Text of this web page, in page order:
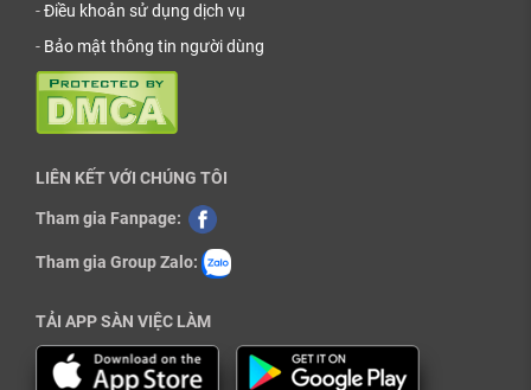
-Điều khoản sử dụng dịch vụ
- Bảo mật thông tin người dùng
LIÊN KẾT VỚI CHÚNG TÔI
Tham gia Fanpage:
Tham gia Group Zalo:
TẢI APP SÀN VIỆC LÀM